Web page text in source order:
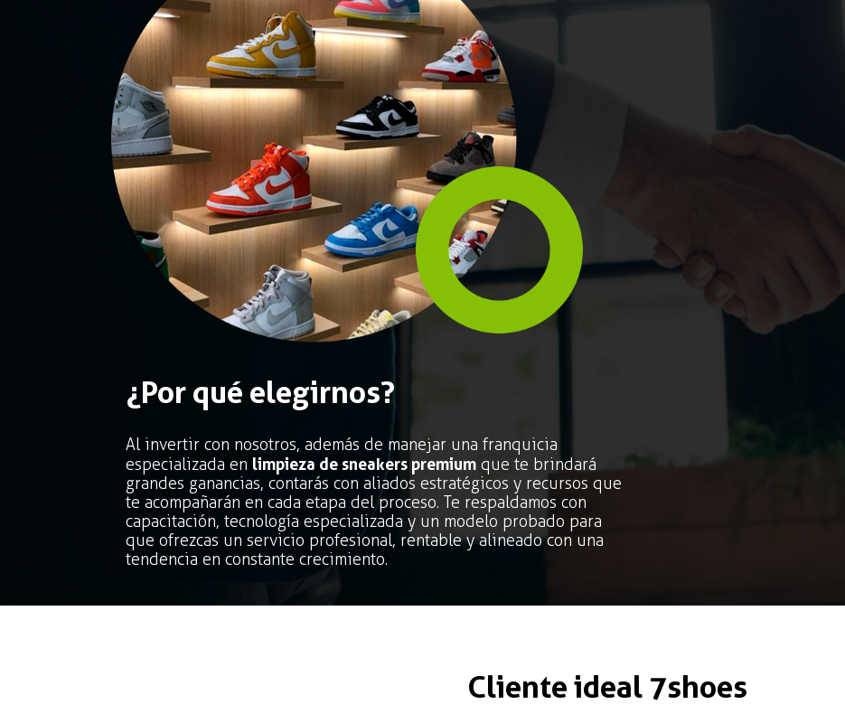
¿Por qué elegirnos ?
Al invertir con nosotros, además de manejar una franquicia
especializada en limpieza de sneakers premiumque te brindará
grandes ganancias, contarás con aliados estratégicos y recursos que
te acompañarán en cada etapa del proceso. Te respaldamos con
capacitación, tecnología especializada y un modelo probado para
que ofrezcas un servicio profesional, rentable y alineado con una
tendencia en constante crecimiento.
Cliente ideal 7shoes